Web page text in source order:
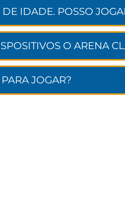
IDADE. POSSO
O ARENA
JOGAR?